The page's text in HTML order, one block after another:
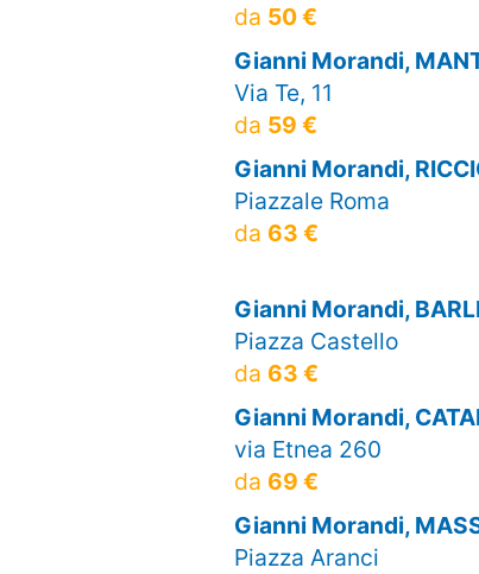
da 50 €
Gianni Morandi,
Via Te, 11
da 59 €
Gianni Morandi,
Piazzale Roma
da 63 €
Gianni Morandi,
Piazza Castello
da 63 €
Gianni Morandi,
via Etnea 260
da 69 €
Gianni Morandi,
Piazza Aranci